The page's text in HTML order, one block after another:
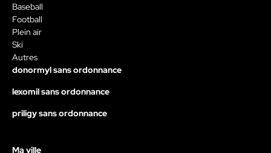
Baseball
Football
Plein air
Ski
Autres
donormyl sans ordonnance
lexomil sans ordonnance
priligy sans ordonnance
Ma ville